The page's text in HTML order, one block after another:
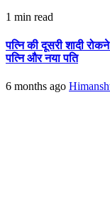
1 min read
पत्नि की दूसरी शादी
पत्नि और नया पति
6 months ago